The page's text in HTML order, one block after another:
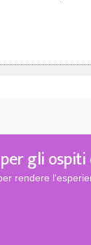
gli
rendere